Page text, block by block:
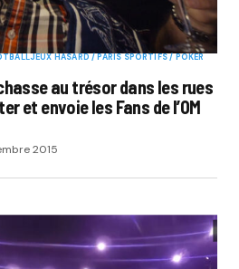
JEUX HASARD / PARIS SPORTIFS / POKER
au trésor dans les rues
et envoie les Fans de l’OM
2015